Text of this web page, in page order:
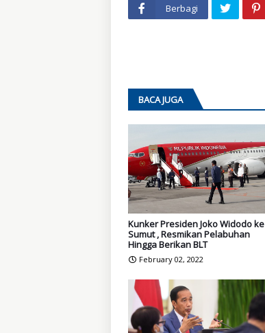
Berbagi
BACA JUGA
Kunker Presiden Joko Widodo ke
Sumut , Resmikan Pelabuhan
Hingga Berikan BLT
February 02, 2022